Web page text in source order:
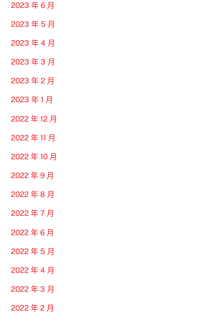
2023 年 6 月
2023 年 5 月
2023 年 4 月
2023 年 3 月
2023 年 2 月
2023 年 1 月
2022 年 12 月
2022 年 11 月
2022 年 10 月
2022 年 9 月
2022 年 8 月
2022 年 7 月
2022 年 6 月
2022 年 5 月
2022 年 4 月
2022 年 3 月
2022 年 2 月